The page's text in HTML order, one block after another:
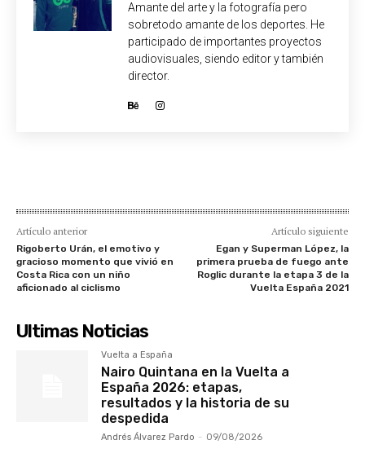
Amante del arte y la fotografía pero
sobretodo amante de los deportes. He
participado de importantes proyectos
audiovisuales, siendo editor y también
director.
Artículo anterior
Rigoberto Urán, el emotivo y
gracioso momento que vivió en
Costa Rica con un niño
aficionado al ciclismo
Artículo siguiente
Egan y Superman López, la
primera prueba de fuego ante
Roglic durante la etapa 3 de la
Vuelta España 2021
Ultimas Noticias
Vuelta a España
Nairo Quintana en la Vuelta a
España 2026: etapas,
resultados y la historia de su
despedida
Andrés Álvarez Pardo - 09/08/2026